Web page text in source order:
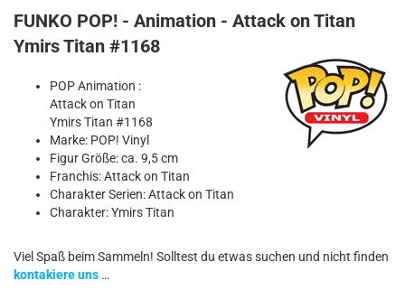
FUNKO POP! - Animation - Attack on Titan
Ymirs Titan #1168
POP Animation :
Attack on Titan
Ymirs Titan #1168
Marke: POP! Vinyl
Figur Größe: ca. 9,5 cm
Franchis: Attack on Titan
Charakter Serien: Attack on Titan
Charakter: Ymirs Titan
Viel Spaß beim Sammeln! Solltest du etwas suchen und nicht finden
kontakiere uns …